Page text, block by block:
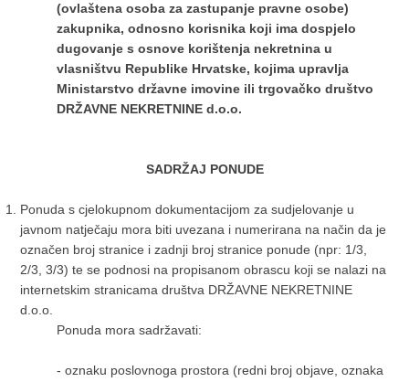
(ovlaštena osoba za zastupanje pravne osobe)
zakupnika, odnosno korisnika koji ima dospjelo
dugovanje s osnove korištenja nekretnina u
vlasništvu Republike Hrvatske, kojima upravlja
Ministarstvo državne imovine ili trgovačko društvo
DRŽAVNE NEKRETNINE d.o.o.
SADRŽAJ PONUDE
Ponuda s cjelokupnom dokumentacijom za sudjelovanje u
javnom natječaju mora biti uvezana i numerirana na način da je
označen broj stranice i zadnji broj stranice ponude (npr: 1/3,
2/3, 3/3) te se podnosi na propisanom obrascu koji se nalazi na
internetskim stranicama društva DRŽAVNE NEKRETNINE
d.o.o.
Ponuda mora sadržavati:
- oznaku poslovnoga prostora (redni broj objave, oznaka